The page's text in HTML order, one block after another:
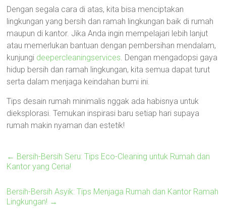
Dengan segala cara di atas, kita bisa menciptakan
lingkungan yang bersih dan ramah lingkungan baik di rumah
maupun di kantor. Jika Anda ingin mempelajari lebih lanjut
atau memerlukan bantuan dengan pembersihan mendalam,
kunjungi deepercleaningservices. Dengan mengadopsi gaya
hidup bersih dan ramah lingkungan, kita semua dapat turut
serta dalam menjaga keindahan bumi ini.
Tips desain rumah minimalis nggak ada habisnya untuk
dieksplorasi. Temukan inspirasi baru setiap hari supaya
rumah makin nyaman dan estetik!
← Bersih-Bersih Seru: Tips Eco-Cleaning untuk Rumah dan
Kantor yang Ceria!
Bersih-Bersih Asyik: Tips Menjaga Rumah dan Kantor Ramah
Lingkungan! →